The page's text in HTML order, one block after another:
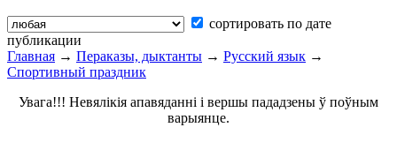
сортировать по дате
публикации
Главная → Пераказы, дыктанты → Русский язык →
Спортивный праздник
Увага!!! Невялікія апавяданні і вершы пададзены ў поўным
варыянце.